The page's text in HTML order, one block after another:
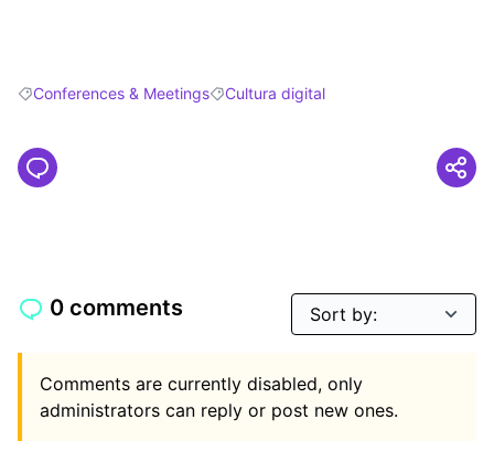
Filter results for: Conferences & Meetings
Conferences & MeetingsFilter results for: Cultura digital
Cultura digital
0 comments
Comments are currently disabled, only
administrators can reply or post new ones.